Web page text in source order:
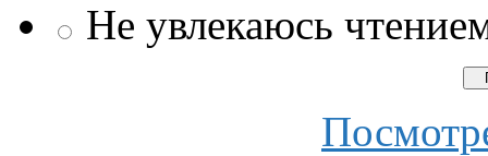
Не увлекаюсь